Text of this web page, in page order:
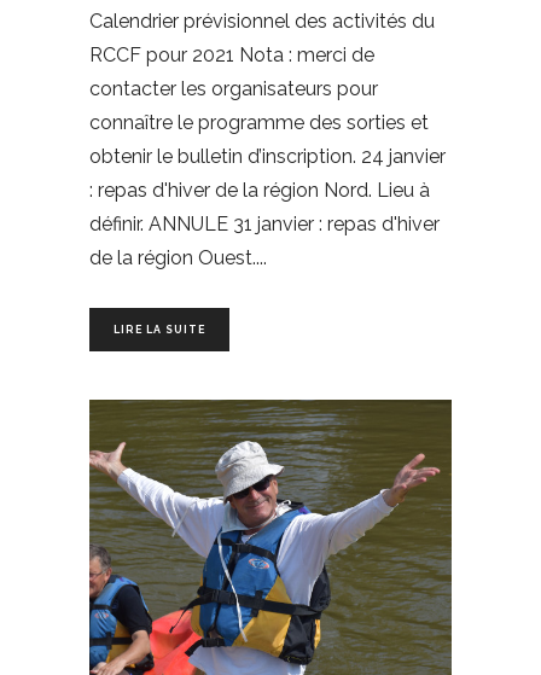
Calendrier prévisionnel des activités du
RCCF pour 2021 Nota : merci de
contacter les organisateurs pour
connaître le programme des sorties et
obtenir le bulletin d’inscription. 24 janvier
: repas d'hiver de la région Nord. Lieu à
définir. ANNULE 31 janvier : repas d'hiver
de la région Ouest.
LIRE LA SUITE